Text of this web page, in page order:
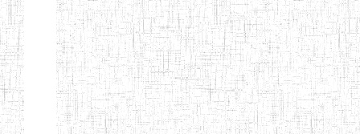
SAINTE MARIE
ENIEG PRIVEE
BILINGUE LES
BOSONS
04/08/2010 ENIEG